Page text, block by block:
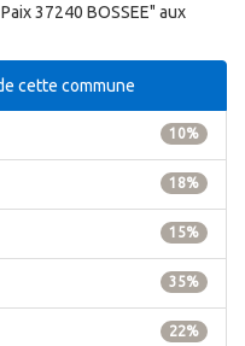
37240 BOSSEE" aux
cette commune
10%
18%
15%
35%
22%